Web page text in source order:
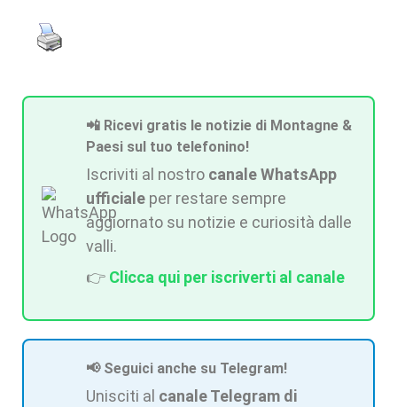
📲 Ricevi gratis le notizie di Montagne &
Paesi sul tuo telefonino!
Iscriviti al nostro canale WhatsApp
ufficiale per restare sempre
aggiornato su notizie e curiosità dalle
valli.
👉 Clicca qui per iscriverti al canale
📢 Seguici anche su Telegram!
Unisciti al canale Telegram di